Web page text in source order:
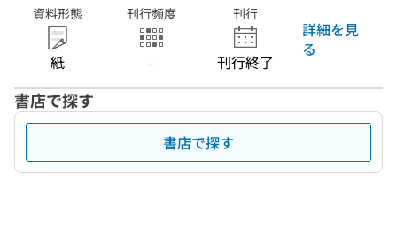
資料形態
紙
刊行頻度
-
刊行
刊行終了
詳細を見
る
書店で探す
書店で探す